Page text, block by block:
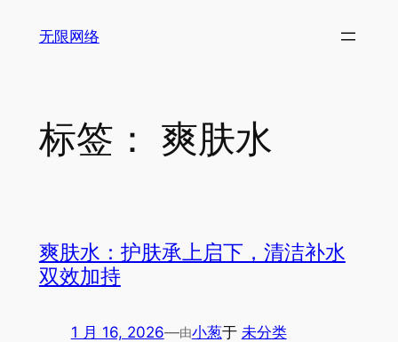
无限网络
标签： 爽肤水
爽肤水：护肤承上启下，清洁补水
双效加持
1 月 16, 2026—由小葱于 未分类